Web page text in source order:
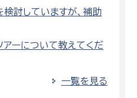
討していますが、補助
ーについて教えてくだ
一覧を見る